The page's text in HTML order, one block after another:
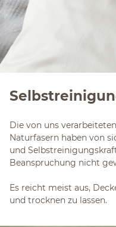
Die von uns
Naturfasern haben von
und
Beanspruchung nicht
Es reicht meist aus,
und trocknen zu lassen.